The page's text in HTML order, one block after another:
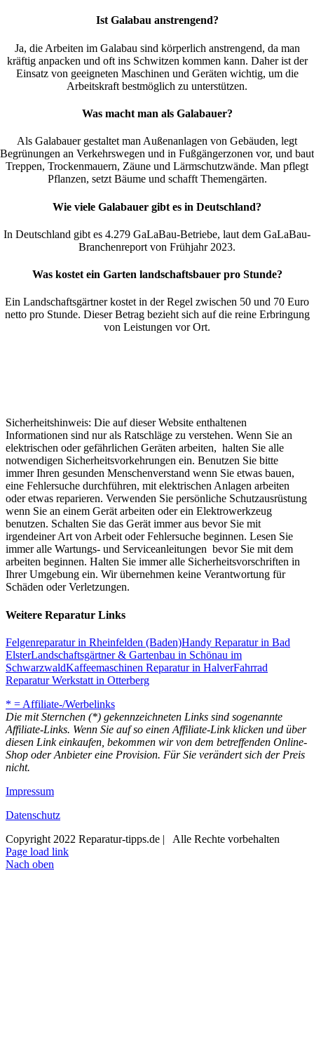
Ist Galabau anstrengend?
Ja, die Arbeiten im Galabau sind körperlich anstrengend, da man
kräftig anpacken und oft ins Schwitzen kommen kann. Daher ist der
Einsatz von geeigneten Maschinen und Geräten wichtig, um die
Arbeitskraft bestmöglich zu unterstützen.
Was macht man als Galabauer?
Als Galabauer gestaltet man Außenanlagen von Gebäuden, legt
Begrünungen an Verkehrswegen und in Fußgängerzonen vor, und baut
Treppen, Trockenmauern, Zäune und Lärmschutzwände. Man pflegt
Pflanzen, setzt Bäume und schafft Themengärten.
Wie viele Galabauer gibt es in Deutschland?
In Deutschland gibt es 4.279 GaLaBau-Betriebe, laut dem GaLaBau-
Branchenreport von Frühjahr 2023.
Was kostet ein Garten landschaftsbauer pro Stunde?
Ein Landschaftsgärtner kostet in der Regel zwischen 50 und 70 Euro
netto pro Stunde. Dieser Betrag bezieht sich auf die reine Erbringung
von Leistungen vor Ort.
Sicherheitshinweis: Die auf dieser Website enthaltenen
Informationen sind nur als Ratschläge zu verstehen. Wenn Sie an
elektrischen oder gefährlichen Geräten arbeiten, halten Sie alle
notwendigen Sicherheitsvorkehrungen ein. Benutzen Sie bitte
immer Ihren gesunden Menschenverstand wenn Sie etwas bauen,
eine Fehlersuche durchführen, mit elektrischen Anlagen arbeiten
oder etwas reparieren. Verwenden Sie persönliche Schutzausrüstung
wenn Sie an einem Gerät arbeiten oder ein Elektrowerkzeug
benutzen. Schalten Sie das Gerät immer aus bevor Sie mit
irgendeiner Art von Arbeit oder Fehlersuche beginnen. Lesen Sie
immer alle Wartungs- und Serviceanleitungen bevor Sie mit dem
arbeiten beginnen. Halten Sie immer alle Sicherheitsvorschriften in
Ihrer Umgebung ein. Wir übernehmen keine Verantwortung für
Schäden oder Verletzungen.
Weitere Reparatur Links
Felgenreparatur in Rheinfelden (Baden)Handy Reparatur in Bad
ElsterLandschaftsgärtner & Gartenbau in Schönau im
SchwarzwaldKaffeemaschinen Reparatur in HalverFahrrad
Reparatur Werkstatt in Otterberg
* = Affiliate-/Werbelinks
Die mit Sternchen (*) gekennzeichneten Links sind sogenannte
Affiliate-Links. Wenn Sie auf so einen Affiliate-Link klicken und über
diesen Link einkaufen, bekommen wir von dem betreffenden Online-
Shop oder Anbieter eine Provision. Für Sie verändert sich der Preis
nicht.
Impressum
Datenschutz
Copyright 2022 Reparatur-tipps.de | Alle Rechte vorbehalten
Page load link
Nach oben